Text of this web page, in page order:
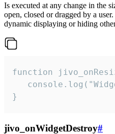
Is executed at any change in the
open, closed or dragged by a
dynamic displaying or hiding
function
}
jivo_onWidgetDestroy#